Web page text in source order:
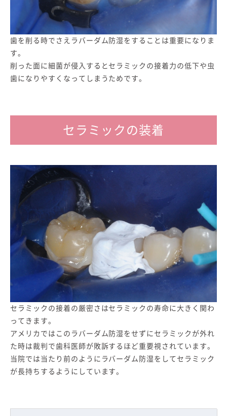
歯を削る時でさえラバーダム防湿をすることは重要になりま
す。
削った面に細菌が侵入するとセラミックの接着力の低下や虫
歯になりやすくなってしまうためです。
セラミックの装着
セラミックの接着の厳密さはセラミックの寿命に大きく関わ
ってきます。
アメリカではこのラバーダム防湿をせずにセラミックが外れ
た時は裁判で歯科医師が敗訴するほど重要視されています。
当院では当たり前のようにラバーダム防湿をしてセラミック
が長持ちするようにしています。